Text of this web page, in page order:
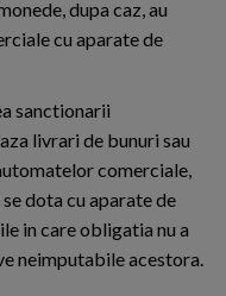
dupa caz, au
cu aparate de
sanctionarii
livrari de bunuri sau
comerciale,
dota cu aparate de
in care obligatia nu a
neimputabile acestora.